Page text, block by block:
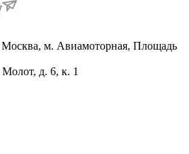
Москва, м. Авиамоторная, Площадь
д. 6, к. 1